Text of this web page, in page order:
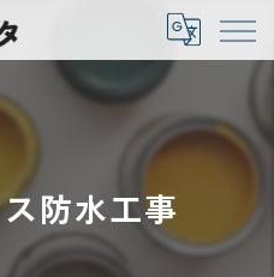
防水工事